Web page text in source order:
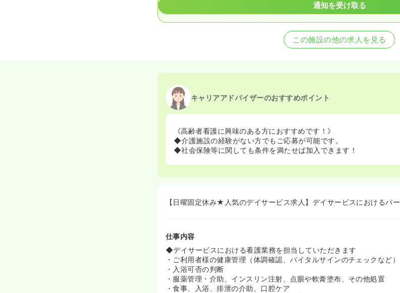
通知を受け取る
この施設の他の求人を見る
キャリアアドバイザーのおすすめポイント
《高齢者看護に興味のある方におすすめです！》
◆介護施設の経験がない方でもご応募が可能です。
◆社会保険等に関しても条件を満たせば加入できます！
【日曜固定休み★人気のデイサービス求人】デイサービスにおけるパー
仕事内容
◆デイサービスにおける看護業務を担当していただきます
・ご利用者様の健康管理（体調確認、バイタルサインのチェックなど）
・入浴可否の判断
・服薬管理・介助、インスリン注射、点眼や軟膏塗布、その他処置
・食事、入浴、排泄の介助、口腔ケア